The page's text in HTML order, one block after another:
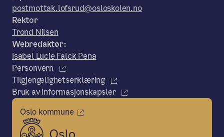
postmottak.lofsrud@osloskolen.no
Rektor
Trond Nilsen
Webredaktør:
Isabel Lucie Falck Pena
Personvern
Tilgjengelighetserklæring
Bruk av informasjonskapsler
Oslo kommune